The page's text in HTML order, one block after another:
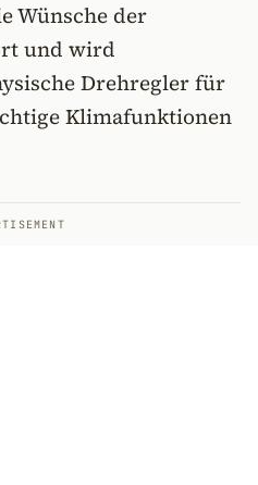
Wünsche der
und wird
Drehregler für
Klimafunktionen